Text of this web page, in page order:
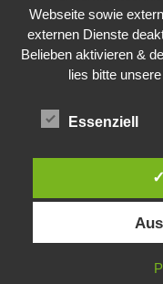
Webseite sowie
externen Dienste
Belieben aktivieren &
lies bitte unsere
Essenziell